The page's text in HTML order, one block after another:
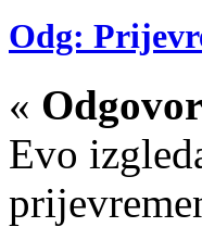
Odg:
«
Evo